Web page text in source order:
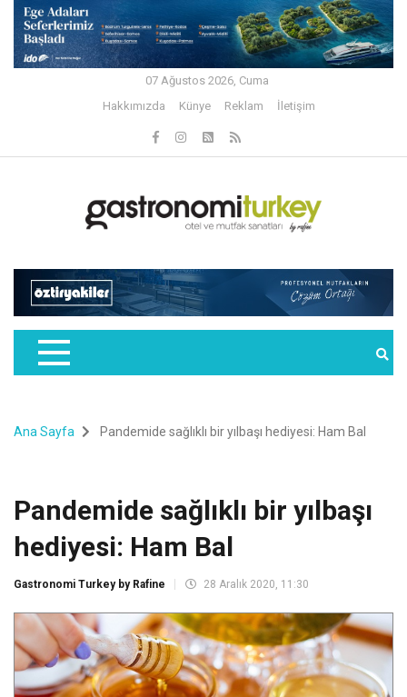
07 Ağustos 2026, Cuma
Hakkımızda
Künye Reklam İletişim
Ana Sayfa Pandemide sağlıklı bir yılbaşı hediyesi: Ham Bal
Pandemide sağlıklı bir yılbaşı
hediyesi: Ham Bal
Gastronomi Turkey by Rafine 28 Aralık 2020, 11:30